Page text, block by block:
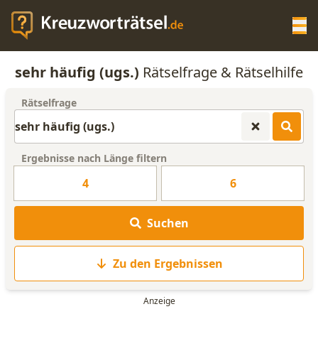
KREUZWORTRÄTSEL-HILFE
WORTLISTE
sehr häufig (ugs.) Rätselfrage & Rätselhilfe
Rätselfrage
Ergebnisse nach Länge filtern
4 6
Suchen
Zu den Ergebnissen